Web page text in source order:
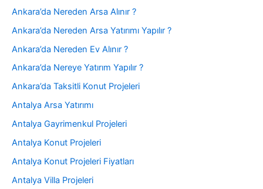
Ankara’da Nereden Arsa Alınır ?
Ankara’da Nereden Arsa Yatırımı Yapılır ?
Ankara’da Nereden Ev Alınır ?
Ankara’da Nereye Yatırım Yapılır ?
Ankara’da Taksitli Konut Projeleri
Antalya Arsa Yatırımı
Antalya Gayrimenkul Projeleri
Antalya Konut Projeleri
Antalya Konut Projeleri Fiyatları
Antalya Villa Projeleri